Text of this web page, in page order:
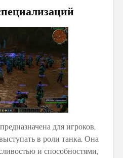
для игроков,
в роли танка. Она
и способностями,